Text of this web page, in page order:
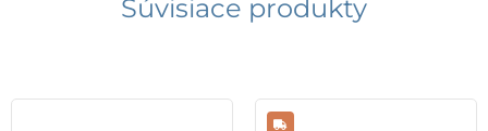
Súvisiace produkty